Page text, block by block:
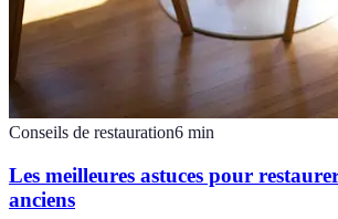
Conseils de restauration6 min
Les meilleures astuces pour
anciens